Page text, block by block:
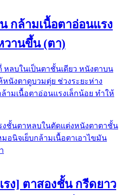
กล้ามเนื้อตาอ่อนแรง
วานขึ้น (ตา)
ลบในเป็นตาชั้นเดียว​ หนังตาบน
นังตาดูบวมตุ่ย​ ช่วงระยะห่าง
ามเนื้อ​ตา​อ่อนแรง​เล็กน้อย​ ทำให้
ชั้นตาหลบในตัดแต่งหนังตาตาชั้น
มอนิจเย็บกล้ามเนื้อตาเอาไขมัน
ง] ตาสองชั้น กรีดยาว